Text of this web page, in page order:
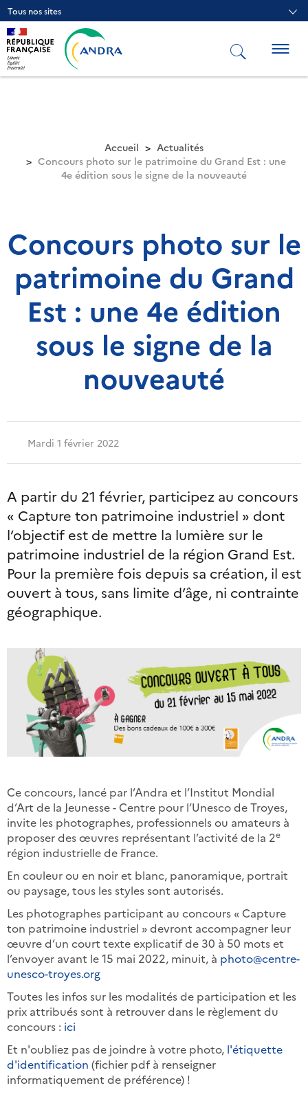
Aller
au
contenu
principal
Tous nos sites
Accueil
Actualités
Concours photo sur le patrimoine du Grand Est : une
4e édition sous le signe de la nouveauté
Concours photo sur le
patrimoine du Grand
Est : une 4e édition
sous le signe de la
nouveauté
Mardi 1 février 2022
A partir du 21 février, participez au concours
« Capture ton patrimoine industriel » dont
l’objectif est de mettre la lumière sur le
patrimoine industriel de la région Grand Est.
Pour la première fois depuis sa création, il est
ouvert à tous, sans limite d’âge, ni contrainte
géographique.
Ce concours, lancé par l’Andra et l’Institut Mondial
d’Art de la Jeunesse - Centre pour l’Unesco de Troyes,
invite les photographes, professionnels ou amateurs à
proposer des œuvres représentant l’activité de la 2e
région industrielle de France.
En couleur ou en noir et blanc, panoramique, portrait
ou paysage, tous les styles sont autorisés.
Les photographes participant au concours « Capture
ton patrimoine industriel » devront accompagner leur
œuvre d’un court texte explicatif de 30 à 50 mots et
l’envoyer avant le 15 mai 2022, minuit, à photo@centre-
unesco-troyes.org
Toutes les infos sur les modalités de participation et les
prix attribués sont à retrouver dans le règlement du
concours : ici
Et n'oubliez pas de joindre à votre photo, l'étiquette
d'identification (fichier pdf à renseigner
informatiquement de préférence) !